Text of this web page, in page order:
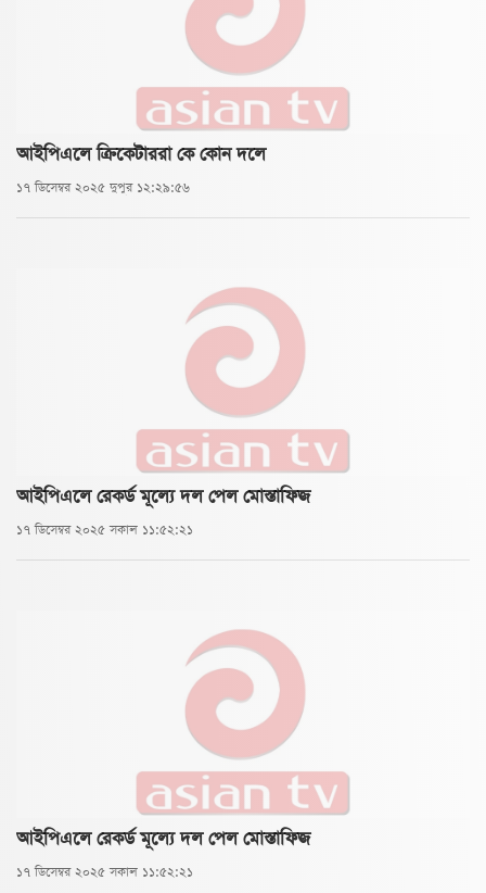
আইপিএলে ক্রিকেটাররা কে কোন দলে
১৭ ডিসেম্বর ২০২৫ দুপুর ১২:২৯:৫৬
আইপিএলে রেকর্ড মূল্যে দল পেল মোস্তাফিজ
১৭ ডিসেম্বর ২০২৫ সকাল ১১:৫২:২১
আইপিএলে রেকর্ড মূল্যে দল পেল মোস্তাফিজ
১৭ ডিসেম্বর ২০২৫ সকাল ১১:৫২:২১